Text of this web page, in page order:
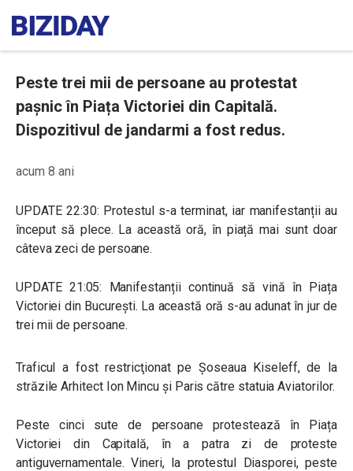
Peste trei mii de persoane au protestat
pașnic în Piața Victoriei din Capitală.
Dispozitivul de jandarmi a fost redus.
acum 8 ani
UPDATE 22:30: Protestul s-a terminat, iar manifestanții au
început să plece. La această oră, în piață mai sunt doar
câteva zeci de persoane.
UPDATE 21:05: Manifestanții continuă să vină în Piața
Victoriei din București. La această oră s-au adunat în jur de
trei mii de persoane.
Traficul a fost restricţionat pe Şoseaua Kiseleff, de la
străzile Arhitect Ion Mincu şi Paris către statuia Aviatorilor.
Peste cinci sute de persoane protestează în Piața
Victoriei din Capitală, în a patra zi de proteste
antiguvernamentale. Vineri, la protestul Diasporei, peste